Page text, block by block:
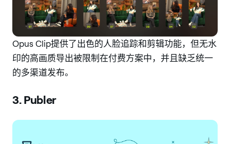
Opus Clip提供了出色的人脸追踪和剪辑功能，但无水
印的高画质导出被限制在付费方案中，并且缺乏统一
的多渠道发布。
3. Publer